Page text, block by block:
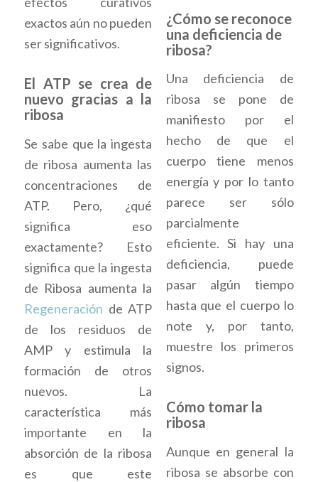
exactos aún no pueden
ser significativos.
El ATP se crea de
nuevo gracias a la
ribosa
Se sabe que la ingesta
de ribosa aumenta las
concentraciones de
ATP. Pero, ¿qué
significa eso
exactamente? Esto
significa que la ingesta
de Ribosa aumenta la
Regeneración de ATP
de los residuos de
AMP y estimula la
formación de otros
nuevos. La
característica más
importante en la
absorción de la ribosa
es que este
¿Cómo se reconoce
una deficiencia de
ribosa?
Una deficiencia de
ribosa se pone de
manifiesto por el
hecho de que el
cuerpo tiene menos
energía y por lo tanto
parece ser sólo
parcialmente
eficiente. Si hay una
deficiencia, puede
pasar algún tiempo
hasta que el cuerpo lo
note y, por tanto,
muestre los primeros
signos.
Cómo tomar la
ribosa
Aunque en general la
ribosa se absorbe con